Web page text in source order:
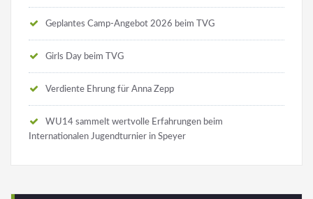
Geplantes Camp-Angebot 2026 beim TVG
Girls Day beim TVG
Verdiente Ehrung für Anna Zepp
WU14 sammelt wertvolle Erfahrungen beim
Internationalen Jugendturnier in Speyer